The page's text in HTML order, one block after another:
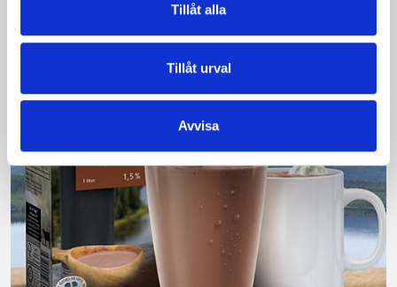
Tillåt alla
Tillåt urval
Avvisa